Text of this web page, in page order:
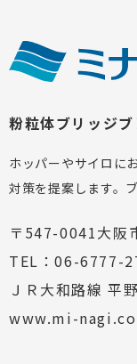
粉粒体ブリッジ
ホッパーやサイロに
対策を提案します。
〒547-0041大阪
TEL：06-
ＪＲ大和路線 平
www.mi-